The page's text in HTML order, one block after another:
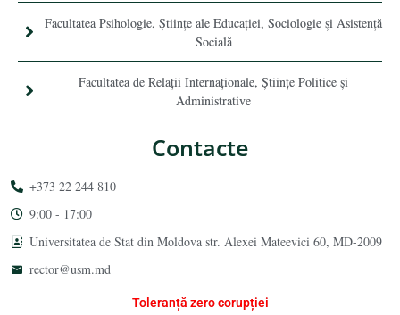
Facultatea Psihologie, Ştiinţe ale Educaţiei, Sociologie și Asistență
Socială
Facultatea de Relaţii Internaţionale, Ştiinţe Politice şi
Administrative
Contacte
+373 22 244 810
9:00 - 17:00
Universitatea de Stat din Moldova str. Alexei Mateevici 60, MD-2009
rector@usm.md
Toleranță zero corupției